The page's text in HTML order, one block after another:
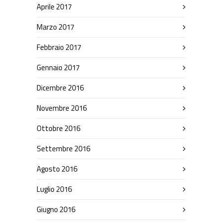
Aprile 2017
Marzo 2017
Febbraio 2017
Gennaio 2017
Dicembre 2016
Novembre 2016
Ottobre 2016
Settembre 2016
Agosto 2016
Luglio 2016
Giugno 2016